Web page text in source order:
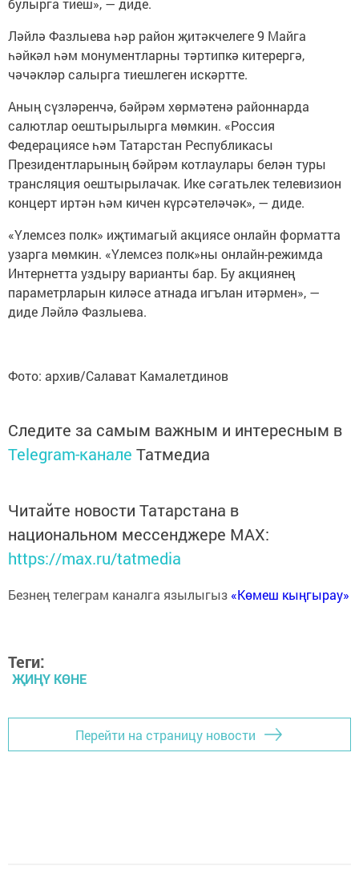
булырга тиеш», — диде.
Ләйлә Фазлыева һәр район җитәкчелеге 9 Майга
һәйкәл һәм монументларны тәртипкә китерергә,
чәчәкләр салырга тиешлеген искәртте.
Аның сүзләренчә, бәйрәм хөрмәтенә районнарда
салютлар оештырылырга мөмкин. «Россия
Федерациясе һәм Татарстан Республикасы
Президентларының бәйрәм котлаулары белән туры
трансляция оештырылачак. Ике сәгатьлек телевизион
концерт иртән һәм кичен күрсәтеләчәк», — диде.
«Үлемсез полк» иҗтимагый акциясе онлайн форматта
узарга мөмкин. «Үлемсез полк»ны онлайн-режимда
Интернетта уздыру варианты бар. Бу акциянең
параметрларын киләсе атнада игълан итәрмен», —
диде Ләйлә Фазлыева.
Фото: архив/Салават Камалетдинов
Следите за самым важным и интересным в
Telegram-канале Татмедиа
Читайте новости Татарстана в
национальном мессенджере MАХ:
https://max.ru/tatmedia
Безнең телеграм каналга язылыгыз «Көмеш кыңгырау»
Теги:
ҖИҢҮ КӨНЕ
Перейти на страницу новости